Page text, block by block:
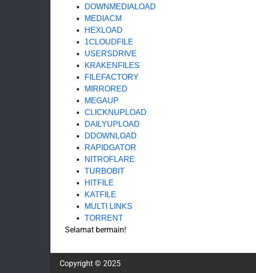
DOWNMEDIALOAD
MEDIACM
HEXLOAD
1CLOUDFILE
USERSDRIVE
KRAKENFILES
FILEFACTORY
MIRRORED
MEGAUP
CLICKNUPLOAD
DAILYUPLOAD
DDOWNLOAD
RAPIDGATOR
NITROFLARE
TURBOBIT
HITFILE
KATFILE
MULTI LINKS
TORRENT
Selamat bermain!
Copyright © 2025